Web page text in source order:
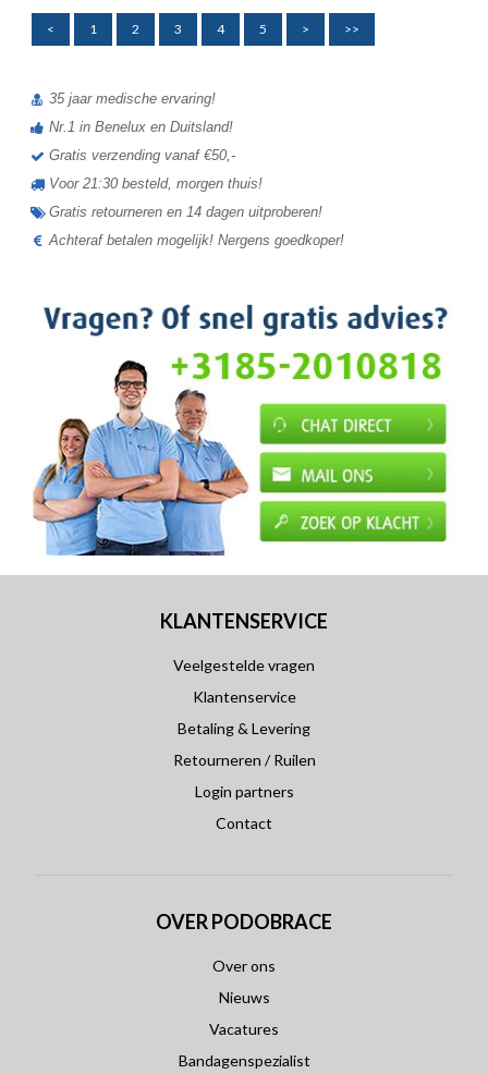
< 1 2 3 4 5 > >>
35 jaar medische ervaring!
Nr.1 in Benelux en Duitsland!
Gratis verzending vanaf €50,-
Voor 21:30 besteld, morgen thuis!
Gratis retourneren en 14 dagen uitproberen!
Achteraf betalen mogelijk! Nergens goedkoper!
KLANTENSERVICE
Veelgestelde vragen
Klantenservice
Betaling & Levering
Retourneren / Ruilen
Login partners
Contact
OVER PODOBRACE
Over ons
Nieuws
Vacatures
Bandagenspezialist